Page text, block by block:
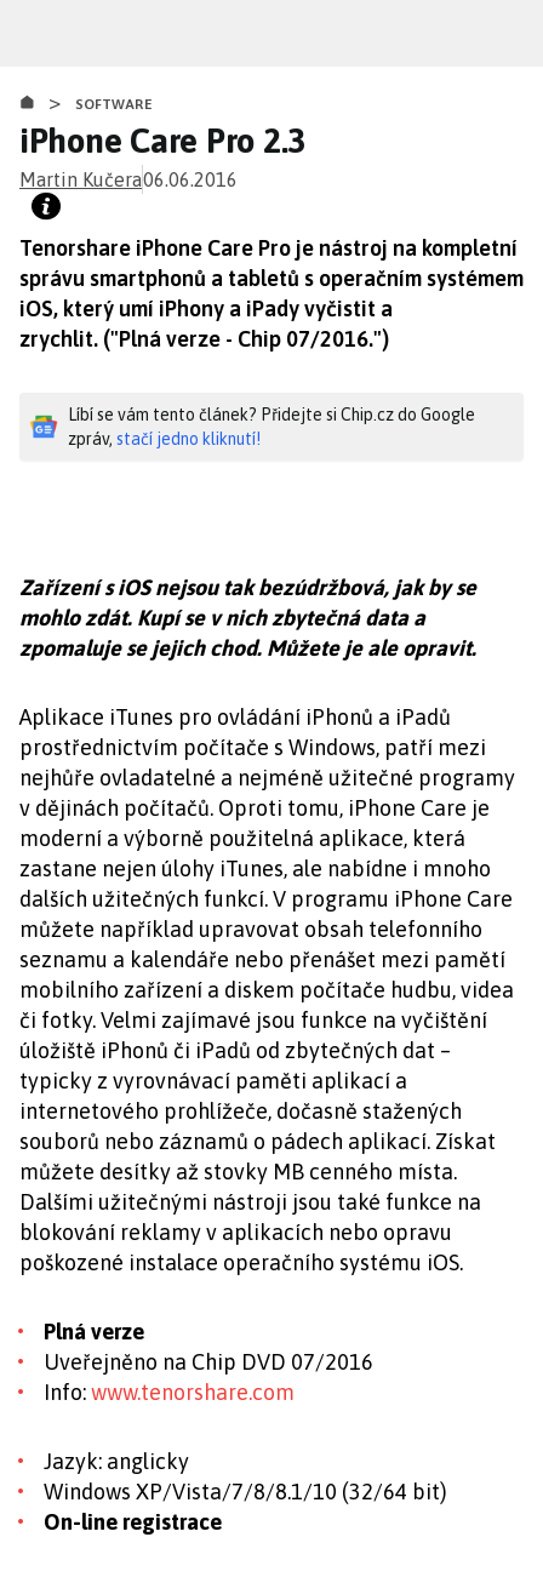
obsahu
> SOFTWARE
iPhone Care Pro 2.3
Martin Kučera06.06.2016
Tenorshare iPhone Care Pro je nástroj na kompletní
správu smartphonů a tabletů s operačním systémem
iOS, který umí iPhony a iPady vyčistit a
zrychlit. ("Plná verze - Chip 07/2016.")
Líbí se vám tento článek? Přidejte si Chip.cz do Google
zpráv, stačí jedno kliknutí!
Zařízení s iOS nejsou tak bezúdržbová, jak by se
mohlo zdát. Kupí se v nich zbytečná data a
zpomaluje se jejich chod. Můžete je ale opravit.
Aplikace iTunes pro ovládání iPhonů a iPadů
prostřednictvím počítače s Windows, patří mezi
nejhůře ovladatelné a nejméně užitečné programy
v dějinách počítačů. Oproti tomu, iPhone Care je
moderní a výborně použitelná aplikace, která
zastane nejen úlohy iTunes, ale nabídne i mnoho
dalších užitečných funkcí. V programu iPhone Care
můžete například upravovat obsah telefonního
seznamu a kalendáře nebo přenášet mezi pamětí
mobilního zařízení a diskem počítače hudbu, videa
či fotky. Velmi zajímavé jsou funkce na vyčištění
úložiště iPhonů či iPadů od zbytečných dat –
typicky z vyrovnávací paměti aplikací a
internetového prohlížeče, dočasně stažených
souborů nebo záznamů o pádech aplikací. Získat
můžete desítky až stovky MB cenného místa.
Dalšími užitečnými nástroji jsou také funkce na
blokování reklamy v aplikacích nebo opravu
poškozené instalace operačního systému iOS.
Plná verze
Uveřejněno na Chip DVD 07/2016
Info:www.tenorshare.com
Jazyk: anglicky
Windows XP/Vista/7/8/8.1/10 (32/64 bit)
On-line registrace